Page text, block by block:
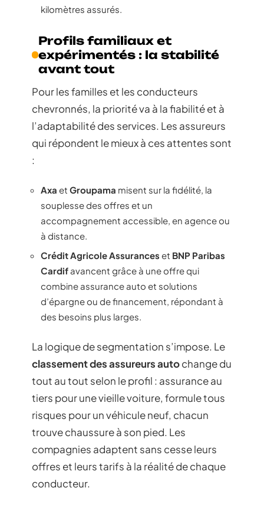
kilomètres assurés.
Profils familiaux et
expérimentés : la stabilité
avant tout
Pour les familles et les conducteurs
chevronnés, la priorité va à la fiabilité et à
l’adaptabilité des services. Les assureurs
qui répondent le mieux à ces attentes sont
:
Axa et Groupama misent sur la fidélité, la
souplesse des offres et un
accompagnement accessible, en agence ou
à distance.
Crédit Agricole Assurances et BNP Paribas
Cardif avancent grâce à une offre qui
combine assurance auto et solutions
d’épargne ou de financement, répondant à
des besoins plus larges.
La logique de segmentation s’impose. Le
classement des assureurs autochange du
tout au tout selon le profil : assurance au
tiers pour une vieille voiture, formule tous
risques pour un véhicule neuf, chacun
trouve chaussure à son pied. Les
compagnies adaptent sans cesse leurs
offres et leurs tarifs à la réalité de chaque
conducteur.